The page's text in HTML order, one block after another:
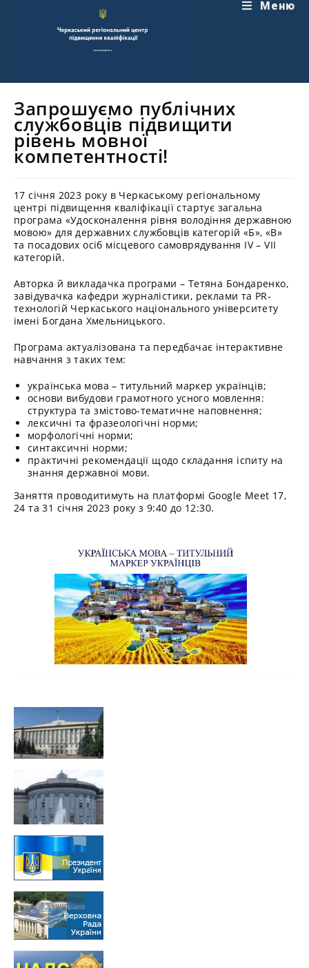
Меню
Запрошуємо публічних
службовців підвищити
рівень мовної
компетентності!
17 січня 2023 року в Черкаському регіональному
центрі підвищення кваліфікації стартує загальна
програма «Удосконалення рівня володіння державною
мовою» для державних службовців категорій «Б», «В»
та посадових осіб місцевого самоврядування IV – VII
категорій.
Авторка й викладачка програми – Тетяна Бондаренко,
завідувачка кафедри журналістики, реклами та PR-
технологій Черкаського національного університету
імені Богдана Хмельницького.
Програма актуалізована та передбачає інтерактивне
навчання з таких тем:
українська мова – титульний маркер українців;
основи вибудови грамотного усного мовлення:
структура та змістово-тематичне наповнення;
лексичні та фразеологічні норми;
морфологічні норми;
синтаксичні норми;
практичні рекомендації щодо складання іспиту на
знання державної мови.
Заняття проводитимуть на платформі Google Meet 17,
24 та 31 січня 2023 року з 9:40 до 12:30.